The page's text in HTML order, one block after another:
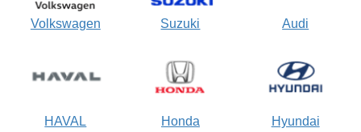
Volkswagen Suzuki Audi
HAVAL Honda Hyundai